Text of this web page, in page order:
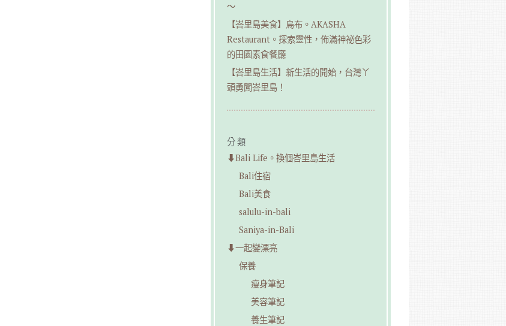
～
【峇里島美食】烏布。AKASHA
Restaurant。探索靈性，佈滿神祕色彩
的田園素食餐廳
【峇里島生活】新生活的開始，台灣丫
頭勇闖峇里島！
分類
⬇︎Bali Life。換個峇里島生活
Bali住宿
Bali美食
salulu-in-bali
Saniya-in-Bali
⬇︎一起變漂亮
保養
瘦身筆記
美容筆記
養生筆記